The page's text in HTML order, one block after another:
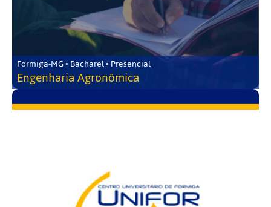
Formiga-MG • Bacharel • Presencial
Engenharia Agronômica